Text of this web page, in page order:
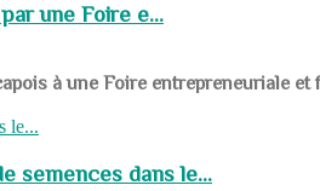
une Foire e...
à une Foire entrepreneuriale et
semences dans le...